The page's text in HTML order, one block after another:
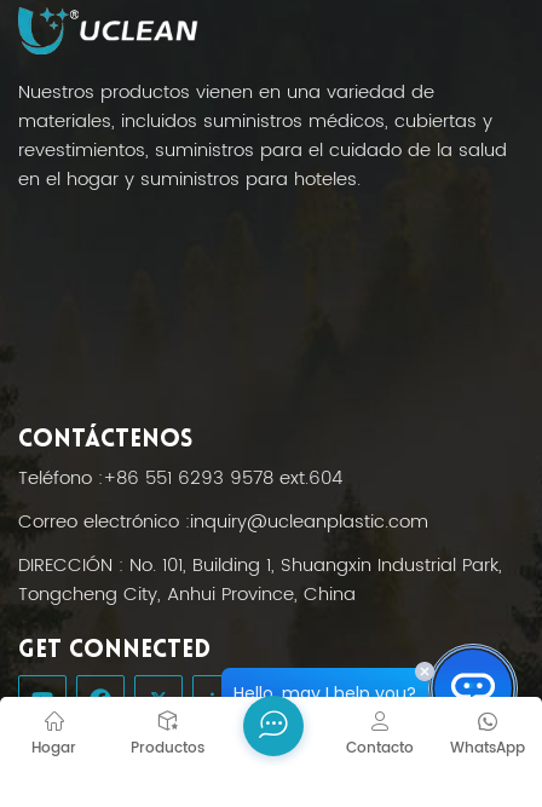
Nuestros productos vienen en una variedad de
materiales, incluidos suministros médicos, cubiertas y
revestimientos, suministros para el cuidado de la salud
en el hogar y suministros para hoteles.
CONTÁCTENOS
Teléfono :+86 551 6293 9578 ext.604
Correo electrónico :inquiry@ucleanplastic.com
DIRECCIÓN : No. 101, Building 1, Shuangxin Industrial Park,
Tongcheng City, Anhui Province, China
GET CONNECTED
CONTÁCTENOS
Hogar Productos WhatsApp
Contacto
Hello, may I help you?